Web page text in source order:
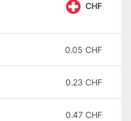
CHF
0.05 CHF
0.23 CHF
0.47 CHF